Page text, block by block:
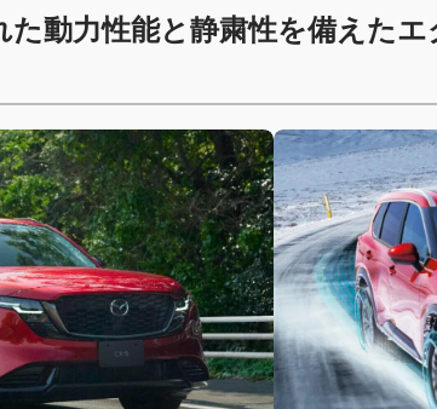
た動力性能と静粛性を備えた